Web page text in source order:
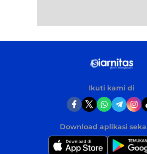
Ikuti kami di
Download aplikasi